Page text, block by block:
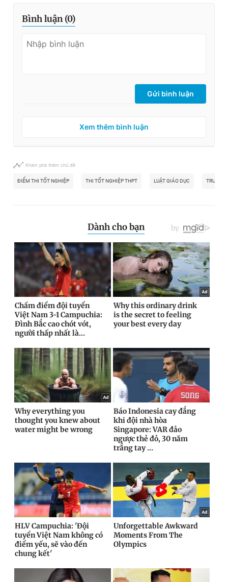
Bình luận (0)
Gửi bình luận
Xem thêm bình luận
Khám phá thêm chủ đề
ĐIỂM THI TỐT NGHIỆP THI TỐT NGHIỆP THPT LUẬT GIÁO DỤC TRUNG